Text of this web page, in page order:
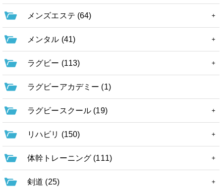
メンズエステ (64)
メンタル (41)
ラグビー (113)
ラグビーアカデミー (1)
ラグビースクール (19)
リハビリ (150)
体幹トレーニング (111)
剣道 (25)